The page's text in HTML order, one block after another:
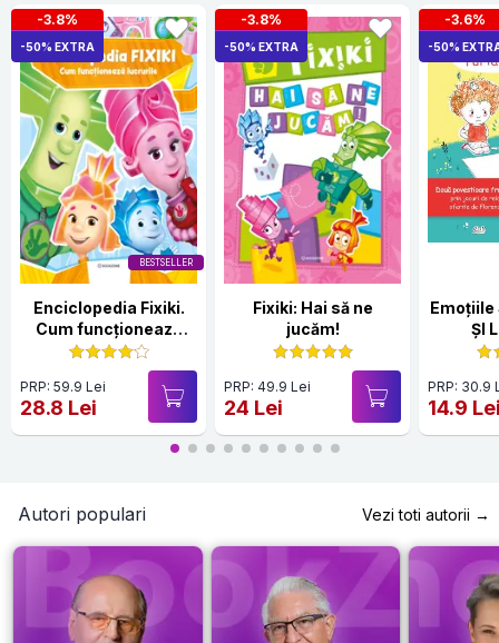
BESTSELLER
-3.8%
-50% EXTRA
Enciclopedia Fixiki.
Cum funcționează
lucrurile
PRP: 59.9 Lei
28.8 Lei
-3.8%
-50% EXTRA
Fixiki: Hai să ne
jucăm!
PRP: 49.9 Lei
24 Lei
-3.6%
-50%
Emoțiile
ȘI
PRP: 30.9
14.9
Autori populari Vezi toti autorii →